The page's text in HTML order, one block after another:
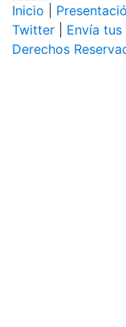
Inicio
Twitter
Envía
Derechos